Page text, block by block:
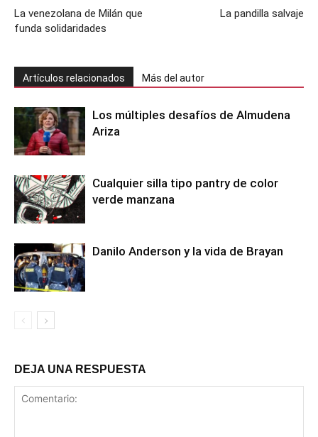
La venezolana de Milán que
funda solidaridades
La pandilla salvaje
Artículos relacionados Más del autor
Los múltiples desafíos de Almudena
Ariza
Cualquier silla tipo pantry de color
verde manzana
Danilo Anderson y la vida de Brayan
DEJA UNA RESPUESTA